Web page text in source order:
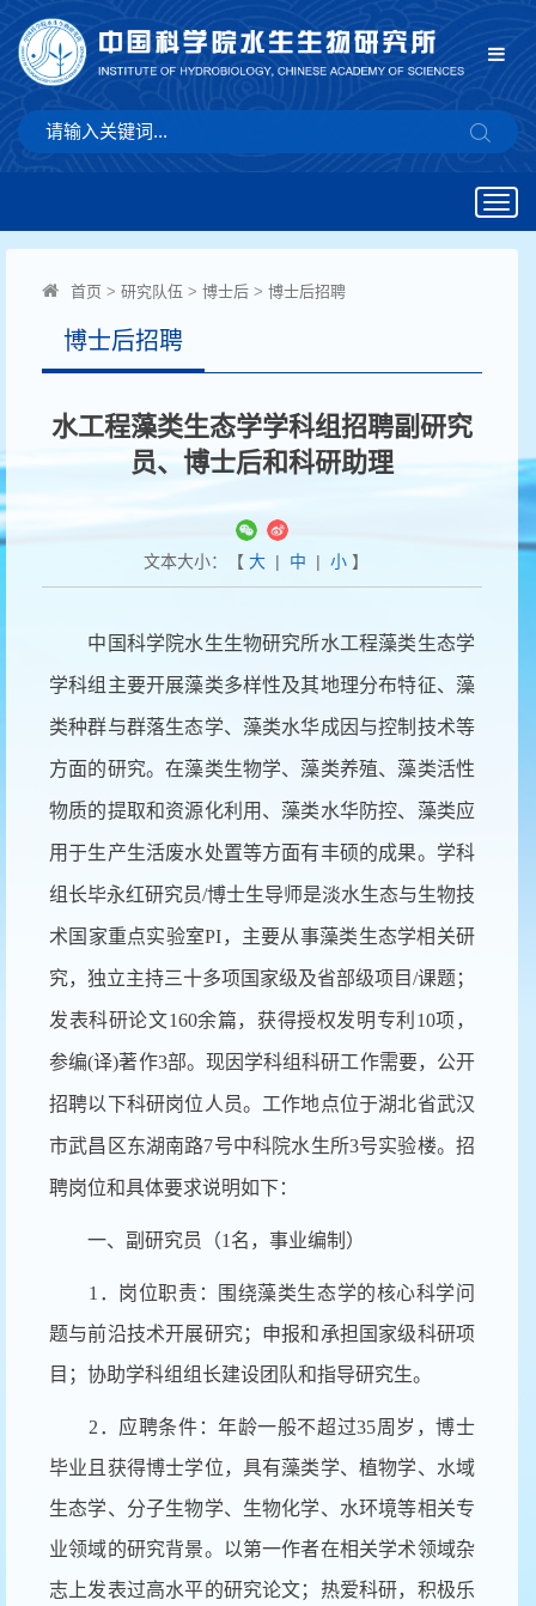
首页 > 研究队伍 > 博士后 > 博士后招聘
博士后招聘
水工程藻类生态学学科组招聘副研究
员、博士后和科研助理
文本大小：【 大| 中 | 小】
中国科学院水生生物研究所水工程藻类生态学
学科组主要开展藻类多样性及其地理分布特征、藻
类种群与群落生态学、藻类水华成因与控制技术等
方面的研究。在藻类生物学、藻类养殖、藻类活性
物质的提取和资源化利用、藻类水华防控、藻类应
用于生产生活废水处置等方面有丰硕的成果。学科
组长毕永红研究员/博士生导师是淡水生态与生物技
术国家重点实验室PI，主要从事藻类生态学相关研
究，独立主持三十多项国家级及省部级项目/课题；
发表科研论文160余篇，获得授权发明专利10项，
参编(译)著作3部。 现因学科组科研工作需要，公开
招聘以下科研岗位人员。工作地点位于湖北省武汉
市武昌区东湖南路7号中科院水生所3号实验楼。招
聘岗位和具体要求说明如下：
一、副研究员（1名，事业编制）
1．岗位职责：围绕藻类生态学的核心科学问
题与前沿技术开展研究；申报和承担国家级科研项
目；协助学科组组长建设团队和指导研究生。
2．应聘条件：年龄一般不超过35周岁，博士
毕业且获得博士学位，具有藻类学、植物学、水域
生态学、分子生物学、生物化学、水环境等相关专
业领域的研究背景。以第一作者在相关学术领域杂
志上发表过高水平的研究论文；热爱科研，积极乐